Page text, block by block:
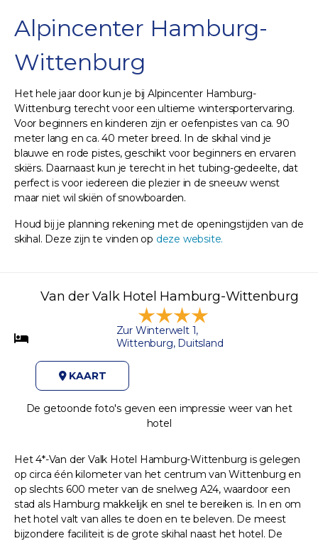
Alpincenter Hamburg-
Wittenburg
Het hele jaar door kun je bij Alpincenter Hamburg-
Wittenburg terecht voor een ultieme wintersportervaring.
Voor beginners en kinderen zijn er oefenpistes van ca. 90
meter lang en ca. 40 meter breed. In de skihal vind je
blauwe en rode pistes, geschikt voor beginners en ervaren
skiërs. Daarnaast kun je terecht in het tubing-gedeelte, dat
perfect is voor iedereen die plezier in de sneeuw wenst
maar niet wil skiën of snowboarden.
Houd bij je planning rekening met de openingstijden van de
skihal. Deze zijn te vinden op deze website.
Van der Valk Hotel Hamburg-Wittenburg
Zur Winterwelt 1,
Wittenburg, Duitsland
KAART
De getoonde foto's geven een impressie weer van het
hotel
Het 4*-Van der Valk Hotel Hamburg-Wittenburg is gelegen
op circa één kilometer van het centrum van Wittenburg en
op slechts 600 meter van de snelweg A24, waardoor een
stad als Hamburg makkelijk en snel te bereiken is. In en om
het hotel valt van alles te doen en te beleven. De meest
bijzondere faciliteit is de grote skihal naast het hotel. De